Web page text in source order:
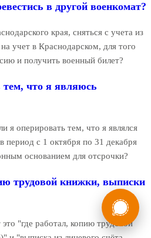
в другой военкомат?
края, сняться с учета из
учет в Краснодарском, для того
и получить военный билет?
что я являюсь
я оперировать тем, что я являлся
период с 1 октября по 31 декабря
основанием для отсрочки?
трудовой книжки, выписки
"где работал, копию трудовой
8 (800) 775-35-89